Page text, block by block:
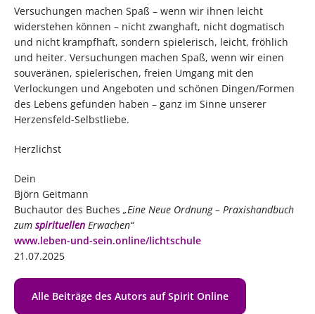
Versuchungen machen Spaß – wenn wir ihnen leicht
widerstehen können – nicht zwanghaft, nicht dogmatisch
und nicht krampfhaft, sondern spielerisch, leicht, fröhlich
und heiter. Versuchungen machen Spaß, wenn wir einen
souveränen, spielerischen, freien Umgang mit den
Verlockungen und Angeboten und schönen Dingen/Formen
des Lebens gefunden haben – ganz im Sinne unserer
Herzensfeld-Selbstliebe.
Herzlichst
Dein
Björn Geitmann
Buchautor des Buches „Eine Neue Ordnung – Praxishandbuch
zum spirituellen Erwachen“
www.leben-und-sein.online/lichtschule
21.07.2025
Alle Beiträge des Autors auf Spirit Online